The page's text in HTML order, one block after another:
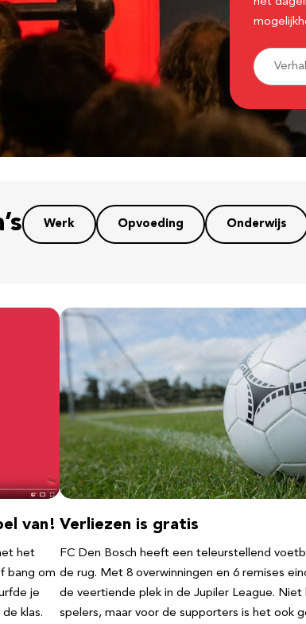
Werk Opvoeding Onderwijs
van!
het
bang om
je
klas.
Verliezen is gratis
FC Den Bosch heeft een teleurstellend
de rug. Met 8 overwinningen en 6 remises
de veertiende plek in de Jupiler League. Niet
spelers, maar voor de supporters is het ook